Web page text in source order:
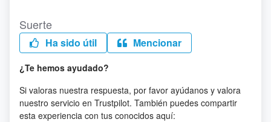
Suerte
Ha sido útil Mencionar
¿Te hemos ayudado?
Si valoras nuestra respuesta, por favor ayúdanos y valora
nuestro servicio en Trustpilot. También puedes compartir
esta experiencia con tus conocidos aquí: